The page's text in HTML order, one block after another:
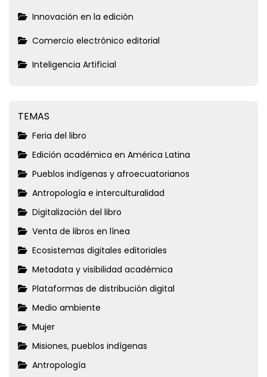
Innovación en la edición
Comercio electrónico editorial
Inteligencia Artificial
TEMAS
Feria del libro
Edición académica en América Latina
Pueblos indígenas y afroecuatorianos
Antropología e interculturalidad
Digitalización del libro
Venta de libros en línea
Ecosistemas digitales editoriales
Metadata y visibilidad académica
Plataformas de distribución digital
Medio ambiente
Mujer
Misiones, pueblos indígenas
Antropología